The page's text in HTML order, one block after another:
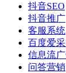
抖音SEO
抖音推广
客服系统
百度爱
信息流
问答营销